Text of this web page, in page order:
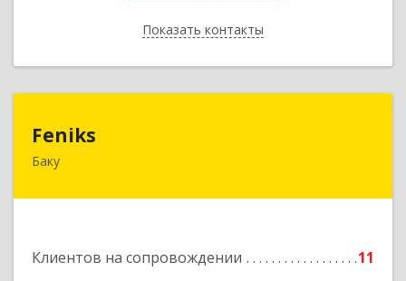
Показать контакты
Назад
Feniks
Баку
Клиентов на сопровождении 11
AZ1029, Азербайджан, г.Баку, пр. Г. Алиева 187Б,